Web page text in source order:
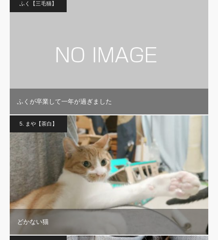
ふく【三毛猫】
ふくが卒業して一年が過ぎました
5. まや【茶白】
どかない猫